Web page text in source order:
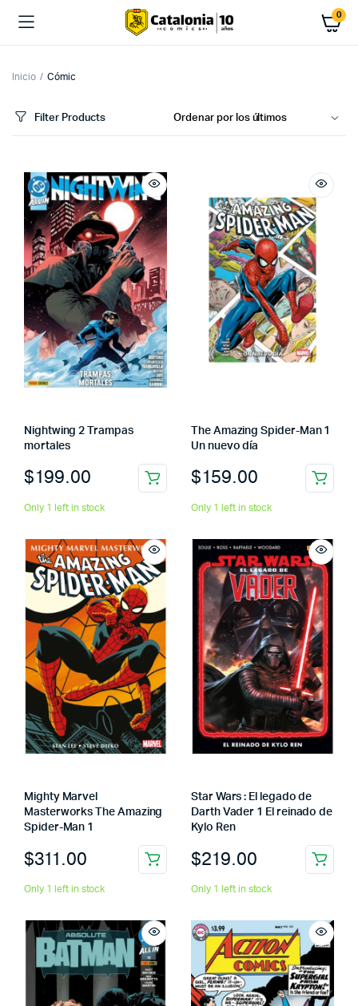
0
Inicio Cómic
Filter Products
Nightwing 2 Trampas
mortales
$199.00
Only 1 left in stock
The Amazing Spider-Man 1
Un nuevo día
$159.00
Only 1 left in stock
Mighty Marvel
Masterworks The Amazing
Spider-Man 1
$311.00
Only 1 left in stock
Star Wars : El legado de
Darth Vader 1 El reinado de
Kylo Ren
$219.00
Only 1 left in stock